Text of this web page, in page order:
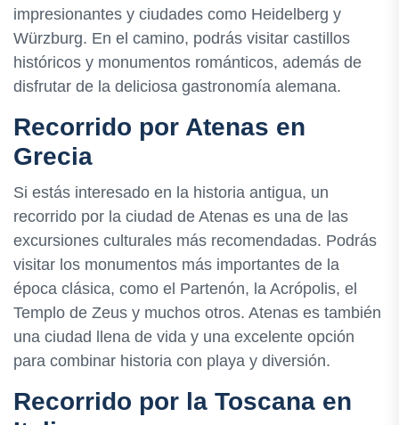
impresionantes y ciudades como Heidelberg y
Würzburg. En el camino, podrás visitar castillos
históricos y monumentos románticos, además de
disfrutar de la deliciosa gastronomía alemana.
Recorrido por Atenas en
Grecia
Si estás interesado en la historia antigua, un
recorrido por la ciudad de Atenas es una de las
excursiones culturales más recomendadas. Podrás
visitar los monumentos más importantes de la
época clásica, como el Partenón, la Acrópolis, el
Templo de Zeus y muchos otros. Atenas es también
una ciudad llena de vida y una excelente opción
para combinar historia con playa y diversión.
Recorrido por la Toscana en